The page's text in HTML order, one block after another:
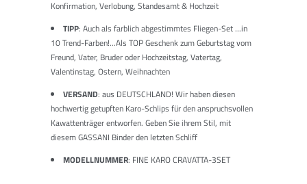
Konfirmation, Verlobung, Standesamt & Hochzeit
TIPP: Auch als farblich abgestimmtes Fliegen-Set ...in
10 Trend-Farben!...Als TOP Geschenk zum Geburtstag vom
Freund, Vater, Bruder oder Hochzeitstag, Vatertag,
Valentinstag, Ostern, Weihnachten
VERSAND: aus DEUTSCHLAND! Wir haben diesen
hochwertig getupften Karo-Schlips für den anspruchsvollen
Kawattenträger entworfen. Geben Sie ihrem Stil, mit
diesem GASSANI Binder den letzten Schliff
MODELLNUMMER: FINE KARO CRAVATTA-3SET